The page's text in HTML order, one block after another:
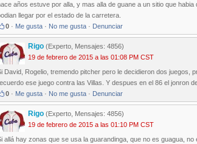
años estuve por alla, y mas alla de guane a un sitio que
llegar por el estado de la carretera.
0 · Me gusta · No me gusta · Denunciar
Rigo (Experto, Mensajes: 4856)
19 de febrero de 2015 a las 01:08 PM CST
David, Rogelio, tremendo pitcher pero le decidieron dos juegos,
ese juego contra las Villas. Y despues en el 86 el jonron
0 · Me gusta · No me gusta · Denunciar
Rigo (Experto, Mensajes: 4856)
19 de febrero de 2015 a las 01:10 PM CST
allá hay zonas que se usa la guarandinga, que no es guagua, no